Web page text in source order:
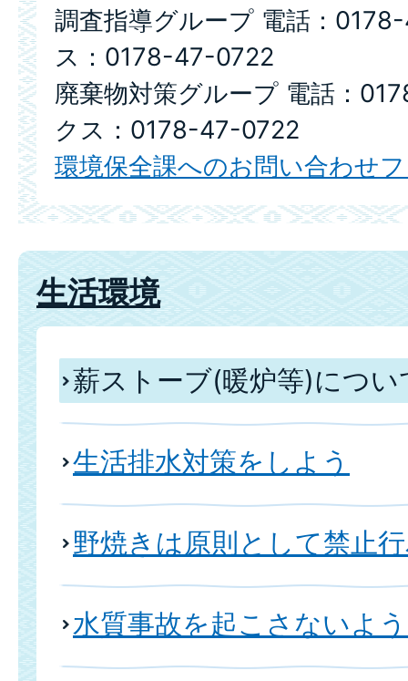
調査指導グループ 電話：
ス：0178-47-0722
廃棄物対策グループ 電話：
クス：0178-47-0722
環境保全課へのお問い合わせ
生活環境
薪ストーブ(暖炉等)につい
生活排水対策をしよう
野焼きは原則として禁止
水質事故を起こさないよ